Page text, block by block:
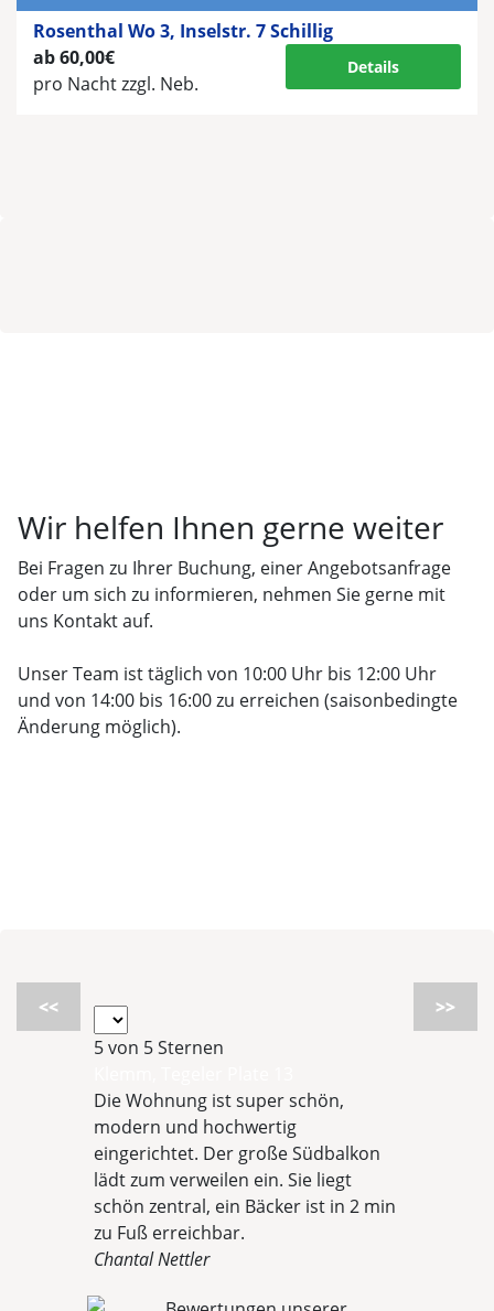
Rosenthal Wo 3, Inselstr. 7 Schillig
ab 60,00€
pro Nachtzzgl. Neb.
Details
Wir helfen Ihnen gerne weiter
Bei Fragen zu Ihrer Buchung, einer Angebotsanfrage
oder um sich zu informieren, nehmen Sie gerne mit
uns Kontakt auf.
Unser Team ist täglich von 10:00 Uhr bis 12:00 Uhr
und von 14:00 bis 16:00 zu erreichen (saisonbedingte
Änderung möglich).
<<
5 von 5 Sternen
Die Wohnung ist super schön,
modern und hochwertig
eingerichtet. Der große Südbalkon
lädt zum verweilen ein. Sie liegt
schön zentral, ein Bäcker ist in 2 min
zu Fuß erreichbar.
Chantal Nettler
>>